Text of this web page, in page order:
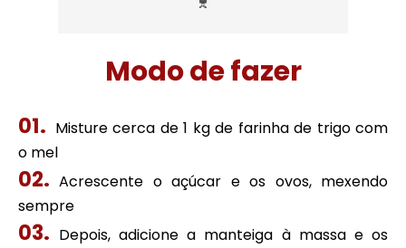
Modo de fazer
Misture cerca de 1 kg de farinha de trigo com
o mel
Acrescente o açúcar e os ovos, mexendo
sempre
Depois, adicione a manteiga à massa e os